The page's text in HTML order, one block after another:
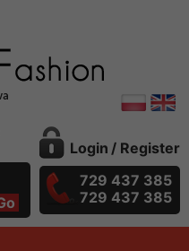
Login / Register
729 437 385
729 437 385